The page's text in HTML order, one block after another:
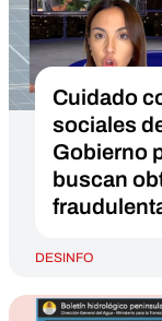
Cuidado
sociales
Gobierno
buscan
DESINFO